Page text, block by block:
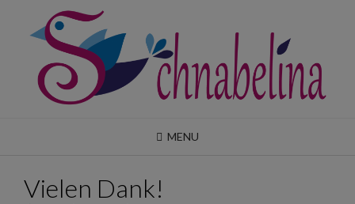
content
MENU
Vielen Dank!